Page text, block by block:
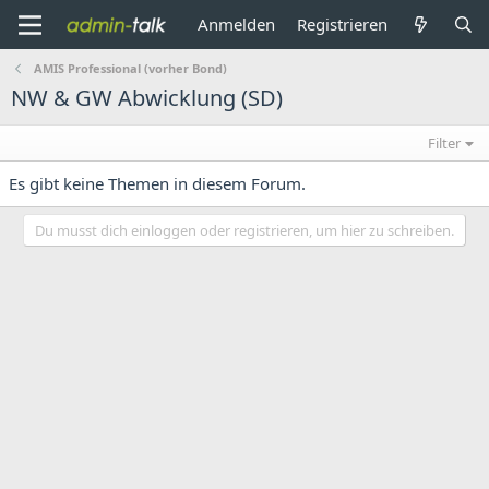
Anmelden Registrieren
AMIS Professional (vorher Bond)
NW & GW Abwicklung (SD)
Filter
Es gibt keine Themen in diesem Forum.
Du musst dich einloggen oder registrieren, um hier zu schreiben.